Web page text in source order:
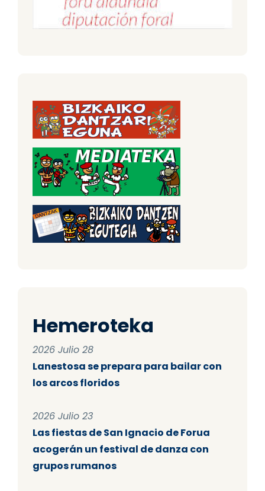
Hemeroteka
2026 Julio 28
Lanestosa se prepara para bailar con
los arcos floridos
2026 Julio 23
Las fiestas de San Ignacio de Forua
acogerán un festival de danza con
grupos rumanos